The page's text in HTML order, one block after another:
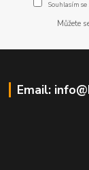
Souhlasím se
Můžete
Email: